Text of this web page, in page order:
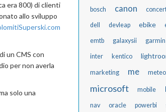
era 800) di clienti
allo sviluppo
un CMS con
per non averla
solo una
bosch canon
dell devleap ebike
emtb galaxysii garmin
inter kentico
marketing me meteo
microsoft mobile
nav oracle powerbi